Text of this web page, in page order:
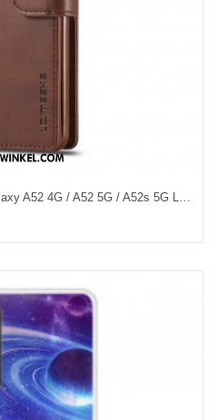
Folio-hoesje voor Samsung Galaxy A52 4G / A52 5G / A52s 5G Lc.imeeke Ledereffect